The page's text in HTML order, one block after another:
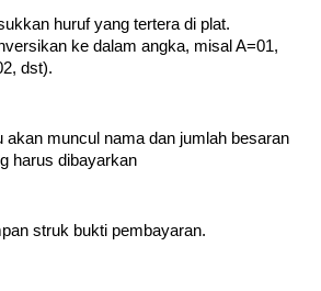
huruf yang tertera di plat.
ke dalam angka, misal A=01,
dst).
akan muncul nama dan jumlah besaran
harus dibayarkan
struk bukti pembayaran.